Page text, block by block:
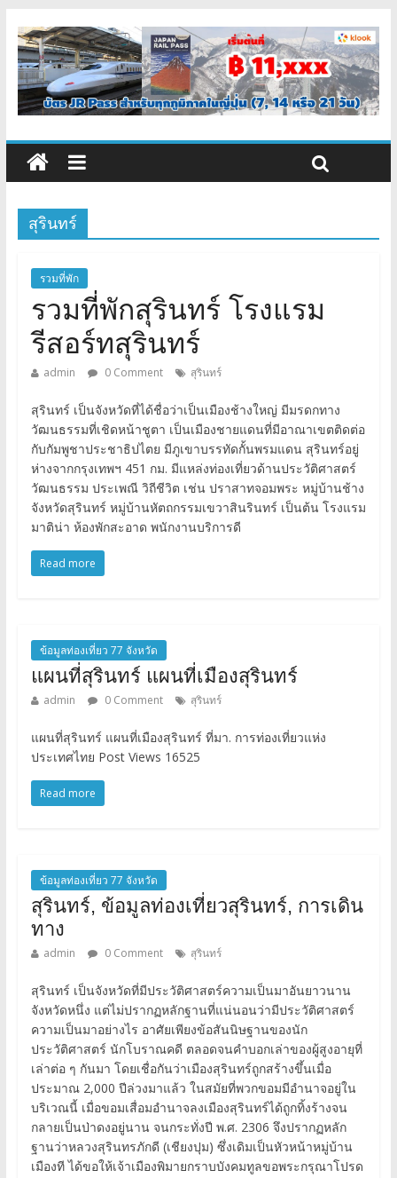
สุรินทร์
รวมที่พัก
รวมที่พักสุรินทร์ โรงแรม
รีสอร์ทสุรินทร์
admin 0 Comment สุรินทร์
สุรินทร์ เป็นจังหวัดที่ได้ชื่อว่าเป็นเมืองช้างใหญ่ มีมรดกทาง
วัฒนธรรมที่เชิดหน้าชูตา เป็นเมืองชายแดนที่มีอาณาเขตติดต่อ
กับกัมพูชาประชาธิปไตย มีภูเขาบรรทัดกั้นพรมแดน สุรินทร์อยู่
ห่างจากกรุงเทพฯ 451 กม. มีแหล่งท่องเที่ยวด้านประวัติศาสตร์
วัฒนธรรม ประเพณี วิถีชีวิต เช่น ปราสาทจอมพระ หมู่บ้านช้าง
จังหวัดสุรินทร์ หมู่บ้านหัตถกรรมเขวาสินรินทร์ เป็นต้น โรงแรม
มาติน่า ห้องพักสะอาด พนักงานบริการดี
Read more
ข้อมูลท่องเที่ยว 77 จังหวัด
แผนที่สุรินทร์ แผนที่เมืองสุรินทร์
admin 0 Comment สุรินทร์
แผนที่สุรินทร์ แผนที่เมืองสุรินทร์ ที่มา. การท่องเที่ยวแห่ง
ประเทศไทย Post Views 16525
Read more
ข้อมูลท่องเที่ยว 77 จังหวัด
สุรินทร์, ข้อมูลท่องเที่ยวสุรินทร์, การเดิน
ทาง
admin 0 Comment สุรินทร์
สุรินทร์ เป็นจังหวัดที่มีประวัติศาสตร์ความเป็นมาอันยาวนาน
จังหวัดหนึ่ง แต่ไม่ปรากฏหลักฐานที่แน่นอนว่ามีประวัติศาสตร์
ความเป็นมาอย่างไร อาศัยเพียงข้อสันนิษฐานของนัก
ประวัติศาสตร์ นักโบราณคดี ตลอดจนคำบอกเล่าของผู้สูงอายุที่
เล่าต่อ ๆ กันมา โดยเชื่อกันว่าเมืองสุรินทร์ถูกสร้างขึ้นเมื่อ
ประมาณ 2,000 ปีล่วงมาแล้ว ในสมัยที่พวกขอมมีอำนาจอยู่ใน
บริเวณนี้ เมื่อขอมเสื่อมอำนาจลงเมืองสุรินทร์ได้ถูกทิ้งร้างจน
กลายเป็นป่าดงอยู่นาน จนกระทั่งปี พ.ศ. 2306 จึงปรากฏหลัก
ฐานว่าหลวงสุรินทรภักดี (เชียงปุม) ซึ่งเดิมเป็นหัวหน้าหมู่บ้าน
เมืองที ได้ขอให้เจ้าเมืองพิมายกราบบังคมทูลขอพระกรุณาโปรด